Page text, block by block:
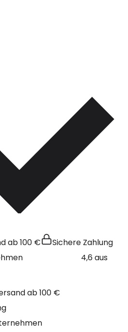
ab 100 €
Sichere Zahlung
4,6 aus
ab 100 €